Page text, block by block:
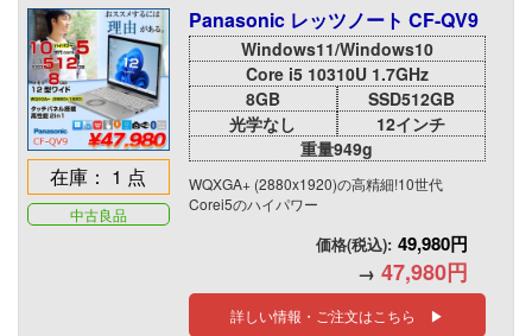
在庫： 1 点
中古良品
Panasonic レッツノート CF-QV9
Windows11/Windows10
Core i5 10310U 1.7GHz
8GB
SSD512GB
光学なし
12インチ
重量949g
WQXGA+ (2880x1920)の高精細!10世代
Corei5のハイパワー
価格(税込): 49,980円
→ 47,980円
詳しい情報・ご注文はこちら ▶